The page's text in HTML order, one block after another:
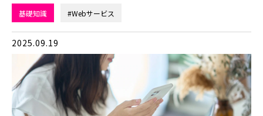
基礎知識 #Webサービス
2025.09.19